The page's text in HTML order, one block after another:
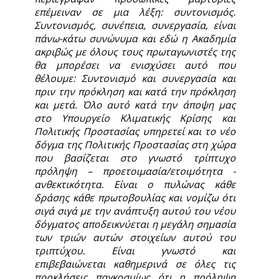
επέμειναν σε μια λέξη: συντονισμός.
Συντονισμός, συνέπεια, συνεργασία, είναι
πάνω-κάτω συνώνυμα και εδώ η Ακαδημία
ακριβώς με όλους τους πρωταγωνιστές της
θα μπορέσει να ενισχύσει αυτό που
θέλουμε: Συντονισμό και συνεργασία και
πριν την πρόκληση και κατά την πρόκληση
και μετά. Όλο αυτό κατά την άποψη μας
στο Υπουργείο Κλιματικής Κρίσης και
Πολιτικής Προστασίας υπηρετεί και το νέο
δόγμα της Πολιτικής Προστασίας στη χώρα
που βασίζεται στο γνωστό τρίπτυχο
πρόληψη – προετοιμασία/ετοιμότητα -
ανθεκτικότητα. Είναι ο πυλώνας κάθε
δράσης κάθε πρωτοβουλίας και νομίζω ότι
σιγά σιγά με την ανάπτυξη αυτού του νέου
δόγματος αποδεικνύεται η μεγάλη σημασία
των τριών αυτών στοιχείων αυτού του
τριπτύχου. Είναι γνωστό και
επιβεβαιώνεται καθημερινά σε όλες τις